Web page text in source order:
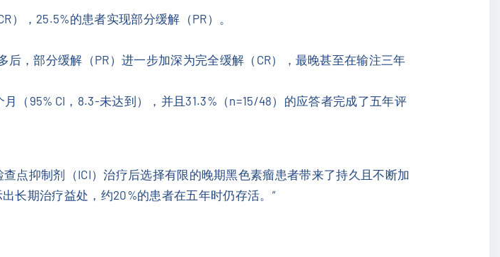
），25.5%的患者实现部分缓解（PR）。
后，部分缓解（PR）进一步加深为完全缓解（CR），最晚甚至在输注三年
月（95% CI，8.3-未达到），并且31.3%（n=15/48）的应答者完成了五年评
点抑制剂（ICI）治疗后选择有限的晚期黑色素瘤患者带来了持久且不断加
长期治疗益处，约20%的患者在五年时仍存活。”